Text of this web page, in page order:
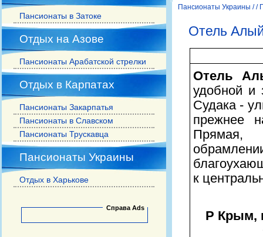
Пансионаты в Затоке
Отдых на Азове
Пансионаты Арабатской стрелки
Отдых в Карпатах
Пансионаты Закарпатья
Пансионаты в Славском
Пансионаты Трускавца
Пансионаты Украины
Отдых в Харькове
Справа Ads
Пансионаты Украины //
Отель
Отель
удобной и
Судака -
прежнее
Прямая,
к
Р Крым,